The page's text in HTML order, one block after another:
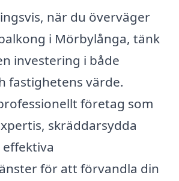
när du överväger
i Mörbylånga, tänk
investering i både
fastighetens värde.
företag som
skräddarsydda
för att förvandla din